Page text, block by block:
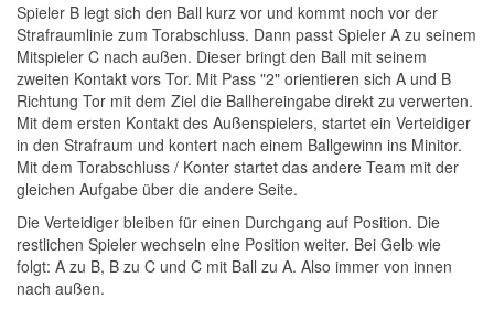
Spieler B legt sich den Ball kurz vor und kommt noch vor der
Strafraumlinie zum Torabschluss. Dann passt Spieler A zu seinem
Mitspieler C nach außen. Dieser bringt den Ball mit seinem
zweiten Kontakt vors Tor. Mit Pass "2" orientieren sich A und B
Richtung Tor mit dem Ziel die Ballhereingabe direkt zu verwerten.
Mit dem ersten Kontakt des Außenspielers, startet ein Verteidiger
in den Strafraum und kontert nach einem Ballgewinn ins Minitor.
Mit dem Torabschluss / Konter startet das andere Team mit der
gleichen Aufgabe über die andere Seite.
Die Verteidiger bleiben für einen Durchgang auf Position. Die
restlichen Spieler wechseln eine Position weiter. Bei Gelb wie
folgt: A zu B, B zu C und C mit Ball zu A. Also immer von innen
nach außen.